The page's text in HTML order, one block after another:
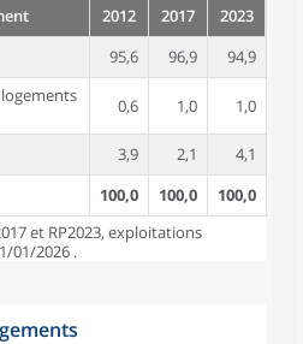
2012 2017
2023
95,6 96,9
94,9
0,6 1,0 1,0
3,9 2,1
4,1
100,0 100,0
100,0
et RP2023, exploitations
01/2026 .